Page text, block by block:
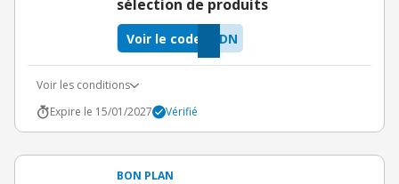
sélection de produits
RDN
Voir le code
Voir les conditions
Expire le 15/01/2027
Vérifié
BON PLAN